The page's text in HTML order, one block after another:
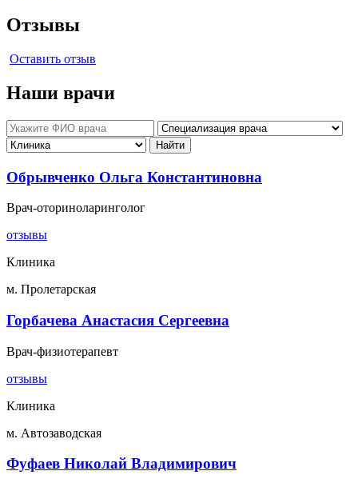
Отзывы
Оставить отзыв
Наши врачи
Обрывченко Ольга Константиновна
Врач-оториноларинголог
отзывы
Клиника
м. Пролетарская
Горбачева Анастасия Сергеевна
Врач-физиотерапевт
отзывы
Клиника
м. Автозаводская
Фуфаев Николай Владимирович